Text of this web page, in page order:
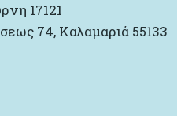
17121
74, Καλαμαριά 55133